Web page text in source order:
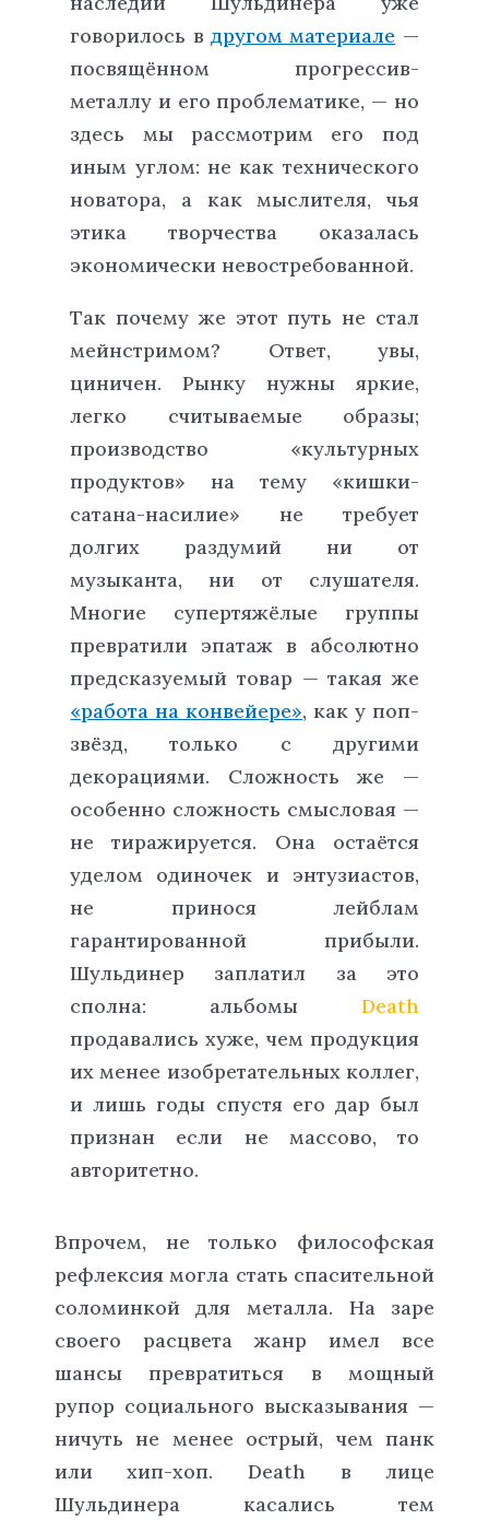
говорилось в другом материале —
посвящённом прогрессив-
металлу и его проблематике, — но
здесь мы рассмотрим его под
иным углом: не как технического
новатора, а как мыслителя, чья
этика творчества оказалась
экономически невостребованной.
Так почему же этот путь не стал
мейнстримом? Ответ, увы,
циничен. Рынку нужны яркие,
легко считываемые образы;
производство «культурных
продуктов» на тему «кишки-
сатана-насилие» не требует
долгих раздумий ни от
музыканта, ни от слушателя.
Многие супертяжёлые группы
превратили эпатаж в абсолютно
предсказуемый товар — такая же
«работа на конвейере», как у поп-
звёзд, только с другими
декорациями. Сложность же —
особенно сложность смысловая —
не тиражируется. Она остаётся
уделом одиночек и энтузиастов,
не принося лейблам
гарантированной прибыли.
Шульдинер заплатил за это
сполна: альбомы Death
продавались хуже, чем продукция
их менее изобретательных коллег,
и лишь годы спустя его дар был
признан если не массово, то
авторитетно.
Впрочем, не только философская
рефлексия могла стать спасительной
соломинкой для металла. На заре
своего расцвета жанр имел все
шансы превратиться в мощный
рупор социального высказывания —
ничуть не менее острый, чем панк
или хип-хоп. Death в лице
Шульдинера касались тем